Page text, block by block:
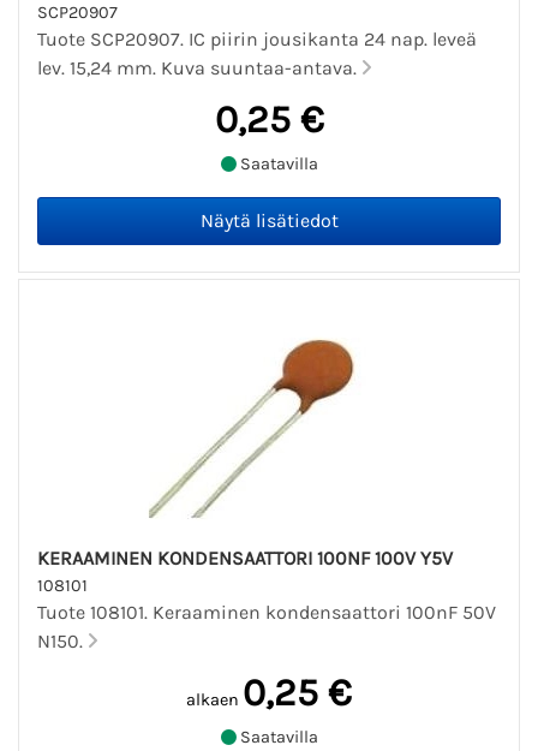
SCP20907
Tuote SCP20907. IC piirin jousikanta 24 nap. leveä
lev. 15,24 mm. Kuva suuntaa-antava.
0,25 €
Saatavilla
KERAAMINEN KONDENSAATTORI 100NF 100V Y5V
108101
Tuote 108101. Keraaminen kondensaattori 100nF 50V
N150.
alkaen 0,25 €
Saatavilla